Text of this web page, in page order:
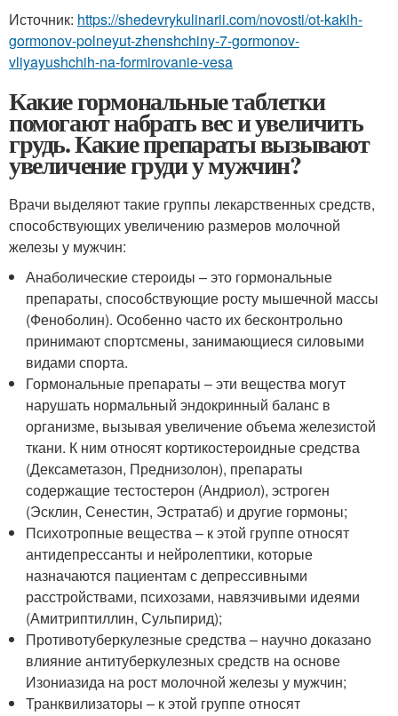
Источник: https://shedevrykulinarii.com/novosti/ot-kakih-
gormonov-polneyut-zhenshchiny-7-gormonov-
vliyayushchih-na-formirovanie-vesa
Какие гормональные таблетки
помогают набрать вес и увеличить
грудь. Какие препараты вызывают
увеличение груди у мужчин?
Врачи выделяют такие группы лекарственных средств,
способствующих увеличению размеров молочной
железы у мужчин:
Анаболические стероиды – это гормональные
препараты, способствующие росту мышечной массы
(Феноболин). Особенно часто их бесконтрольно
принимают спортсмены, занимающиеся силовыми
видами спорта.
Гормональные препараты – эти вещества могут
нарушать нормальный эндокринный баланс в
организме, вызывая увеличение объема железистой
ткани. К ним относят кортикостероидные средства
(Дексаметазон, Преднизолон), препараты
содержащие тестостерон (Андриол), эстроген
(Эсклин, Сенестин, Эстратаб) и другие гормоны;
Психотропные вещества – к этой группе относят
антидепрессанты и нейролептики, которые
назначаются пациентам с депрессивными
расстройствами, психозами, навязчивыми идеями
(Амитриптиллин, Сульпирид);
Противотуберкулезные средства – научно доказано
влияние антитуберкулезных средств на основе
Изониазида на рост молочной железы у мужчин;
Транквилизаторы – к этой группе относят